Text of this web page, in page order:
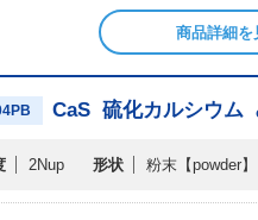
商品詳細を
CaS 硫化カルシウム
2Nup 形状 粉末 【powder】